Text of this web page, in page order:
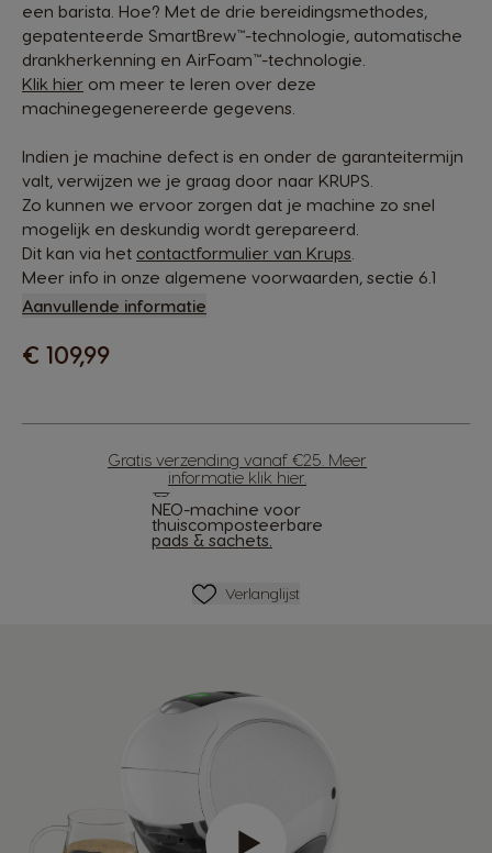
een barista. Hoe? Met de drie bereidingsmethodes,
gepatenteerde SmartBrew™-technologie, automatische
drankherkenning en AirFoam™-technologie.
Klik hier om meer te leren over deze
machinegegenereerde gegevens.
Indien je machine defect is en onder de garanteitermijn
valt, verwijzen we je graag door naar KRUPS
Zo kunnen we ervoor zorgen dat je machine zo snel
mogelijk en deskundig wordt gerepareerd.
Dit kan via het contactformulier van Krups
Meer info in onze algemene voorwaarden, sectie 6.1
Aanvullende informatie
€ 109,99
NEO-machine voor
thuiscomposteerbare
pads & sachets.
Gratis verzending vanaf €25. Meer
informatie klik hier
Verlanglijstje
Verlanglijst